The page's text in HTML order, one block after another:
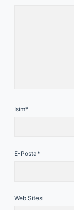
İsim*
E-Posta*
Web Sitesi